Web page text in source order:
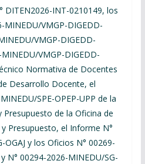
DITEN2026-INT-0210149, los
VMGP-DIGEDD-
VMGP-DIGEDD-
VMGP-DIGEDD-
Normativa de Docentes
Desarrollo Docente, el
SPE-OPEP-UPP de la
Presupuesto de la Oficina de
Presupuesto, el Informe N°
y los Oficios N° 00269-
N° 00294-2026-MINEDU/SG-